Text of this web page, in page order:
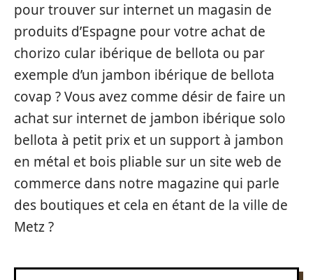
pour trouver sur internet un magasin de
produits d’Espagne pour votre achat de
chorizo cular ibérique de bellota ou par
exemple d’un jambon ibérique de bellota
covap ? Vous avez comme désir de faire un
achat sur internet de jambon ibérique solo
bellota à petit prix et un support à jambon
en métal et bois pliable sur un site web de
commerce dans notre magazine qui parle
des boutiques et cela en étant de la ville de
Metz ?